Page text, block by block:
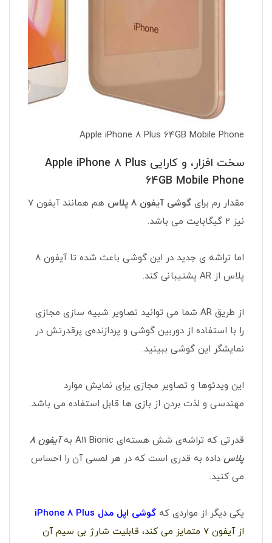
Apple iPhone 8 Plus 64GB Mobile Phone
سخت افزار، و کارایی Apple iPhone 8 Plus
64GB Mobile Phone
مقدار رم برای گوشی آیفون 8 پلاس
هم همانند آیفون 7
نیز 2 گیگابایت می باشد.
اما تراشه ی جدید در این گوشی باعث شده تا آیفون 8
پلاس از AR پشتیبانی کند.
از طریق AR شما می توانید تصاویر شبیه سازی مجازی
را با استفاده از دوربین گوشی و پردازنده‌ی پرقدرتش در
نمایشگر این گوشی ببینید.
این ویدئوها و تصاویر مجازی یرای نمایش موارد
مهندسی و لذت بردن از بازی ها قابل استفاده می باشد.
قدرتی که تراشه‌ی شش‌ هسته‌ای A11 Bionic به
آیفون 8
پلاس داده به قدری است که در هر لمسی آن را احساس
می کنید.
یکی دیگر از مواردی که گوشی اپل مدل iPhone 8 Plus
از آیفون 7 متمایز می کند، قابلیت شارژ بی سیم آن